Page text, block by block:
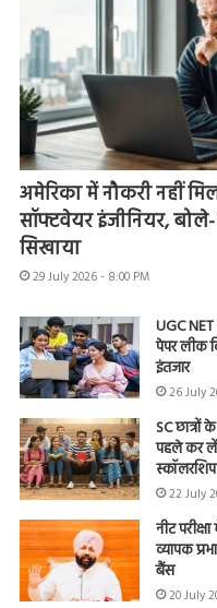
अमेरिका में नौकरी नहीं
सॉफ्टवेयर इंजीनियर,
सिखाया
29 July 2026 - 8:00 PM
UGC
पेपर लीक
इंतजार
26 July
SC
पहले कर
स्कॉलरशिप
22 July
नीट
व्यापक
बैंस
20 July